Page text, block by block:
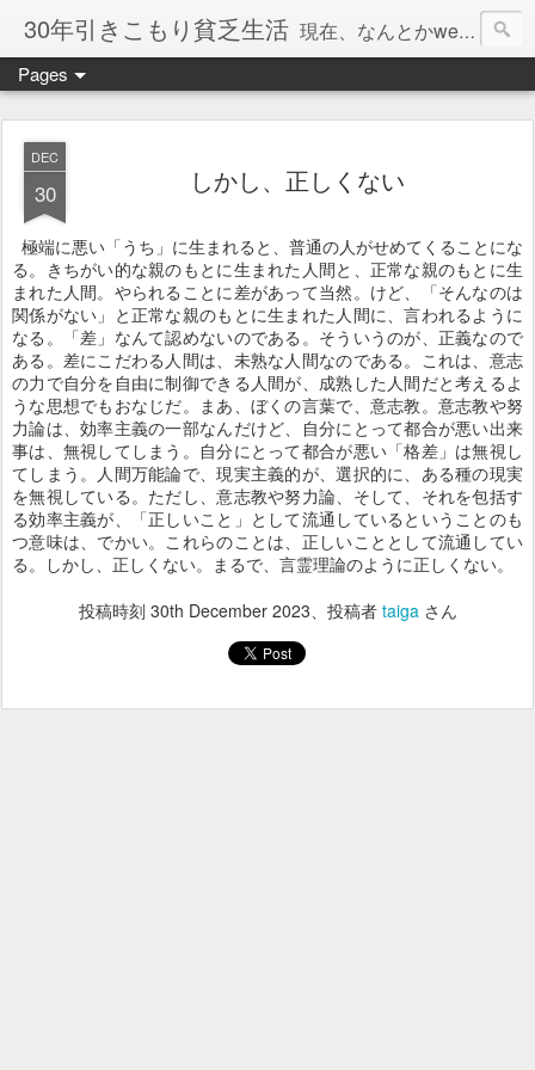
30年引きこもり貧乏生活 現在、なんとかweb系の仕事で食べています。このブログで扱う問題は「この世とはなにか」「人生とはなにか」「人間とはなにか」「強迫神経症の原因と解決法」「うつ病の原因と寄り添う方法」「家族の問題」などについてです。
Pages
DEC
30 しかし、正しくない
極端に悪い「うち」に生まれると、普通の人がせめてくることにな
る。きちがい的な親のもとに生まれた人間と、正常な親のもとに生
まれた人間。やられることに差があって当然。けど、「そんなのは
関係がない」と正常な親のもとに生まれた人間に、言われるように
なる。「差」なんて認めないのである。そういうのが、正義なので
ある。差にこだわる人間は、未熟な人間なのである。これは、意志
の力で自分を自由に制御できる人間が、成熟した人間だと考えるよ
うな思想でもおなじだ。まあ、ぼくの言葉で、意志教。意志教や努
力論は、効率主義の一部なんだけど、自分にとって都合が悪い出来
事は、無視してしまう。自分にとって都合が悪い「格差」は無視し
てしまう。人間万能論で、現実主義的が、選択的に、ある種の現実
を無視している。ただし、意志教や努力論、そして、それを包括す
る効率主義が、「正しいこと」として流通しているということのも
つ意味は、でかい。これらのことは、正しいこととして流通してい
る。しかし、正しくない。まるで、言霊理論のように正しくない。
投稿時刻 30th December 2023、投稿者 taigaさん